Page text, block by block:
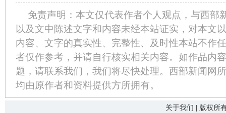
免责声明：本文仅代表作者个人观点，与西部
以及文中陈述文字和内容未经本站证实，对本文
内容、文字的真实性、完整性、及时性本站不作
者仅作参考，并请自行核实相关内容。如作品内
题，请联系我们，我们将尽快处理。西部新闻网
均由原作者和资料提供方所拥有。
关于我们 版权所